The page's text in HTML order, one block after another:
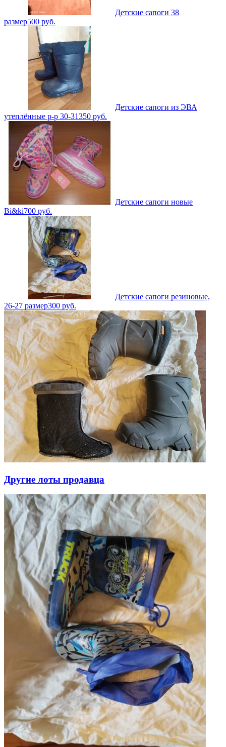
Детские сапоги 38
размер500 руб.
Детские сапоги из ЭВА
утеплённые р-р 30-31350 руб.
Детские сапоги новые
Bi&ki700 руб.
Детские сапоги резиновые,
26-27 размер300 руб.
Другие лоты продавца